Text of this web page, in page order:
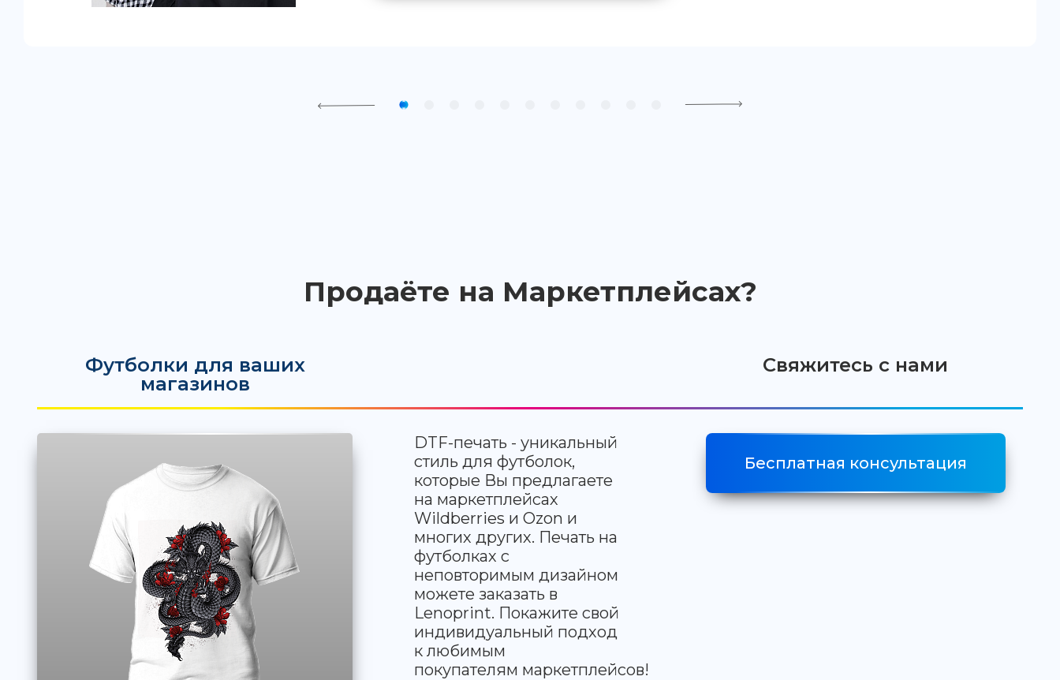
Продаёте на Маркетплейсах?
Футболки для ваших
магазинов
Свяжитесь с нами
DTF-печать - уникальный
стиль для футболок,
которые Вы предлагаете
на маркетплейсах
Wildberries и Ozon и
многих других. Печать на
футболках с
неповторимым дизайном
можете заказать в
Lenoprint. Покажите свой
индивидуальный подход
к любимым
покупателям маркетплейсов!
Бесплатная консультация